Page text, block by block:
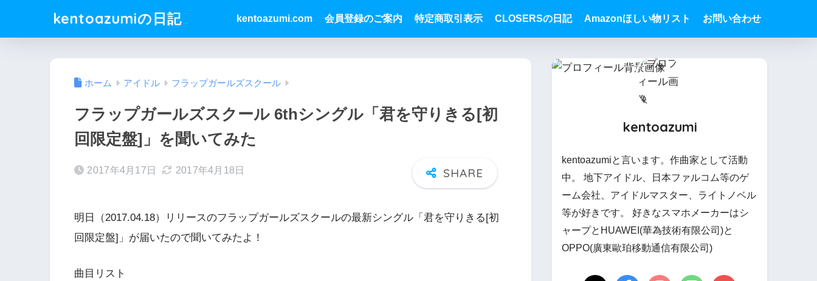
kentoazumiの日記 kentoazumi.com 会員登録のご案内 特定商取引表示 CLOSERSの日記 Amazonほしい物リスト お問い合わせ
ホーム アイドル フラップガールズスクール
フラップガールズスクール 6thシングル「君を守りきる[初
回限定盤]」を聞いてみた
2017年4月17日 2017年4月18日
明日（2017.04.18）リリースのフラップガールズスクールの最新シングル「君を守りきる[初
回限定盤]」が届いたので聞いてみたよ！
曲目リスト
kentoazumi
kentoazumiと言います。作曲家として活動
中。 地下アイドル、日本ファルコム等のゲ
ーム会社、アイドルマスター、ライトノベル
等が好きです。 好きなスマホメーカーはシ
ャープとHUAWEI(華為技術有限公司)と
OPPO(廣東歐珀移動通信有限公司)